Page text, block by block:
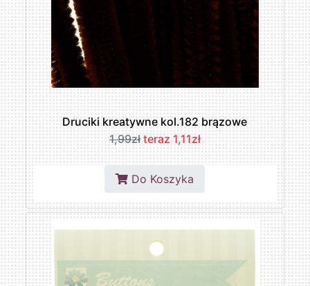
Druciki kreatywne kol.182 brązowe
1,99zł teraz 1,11zł
Do Koszyka